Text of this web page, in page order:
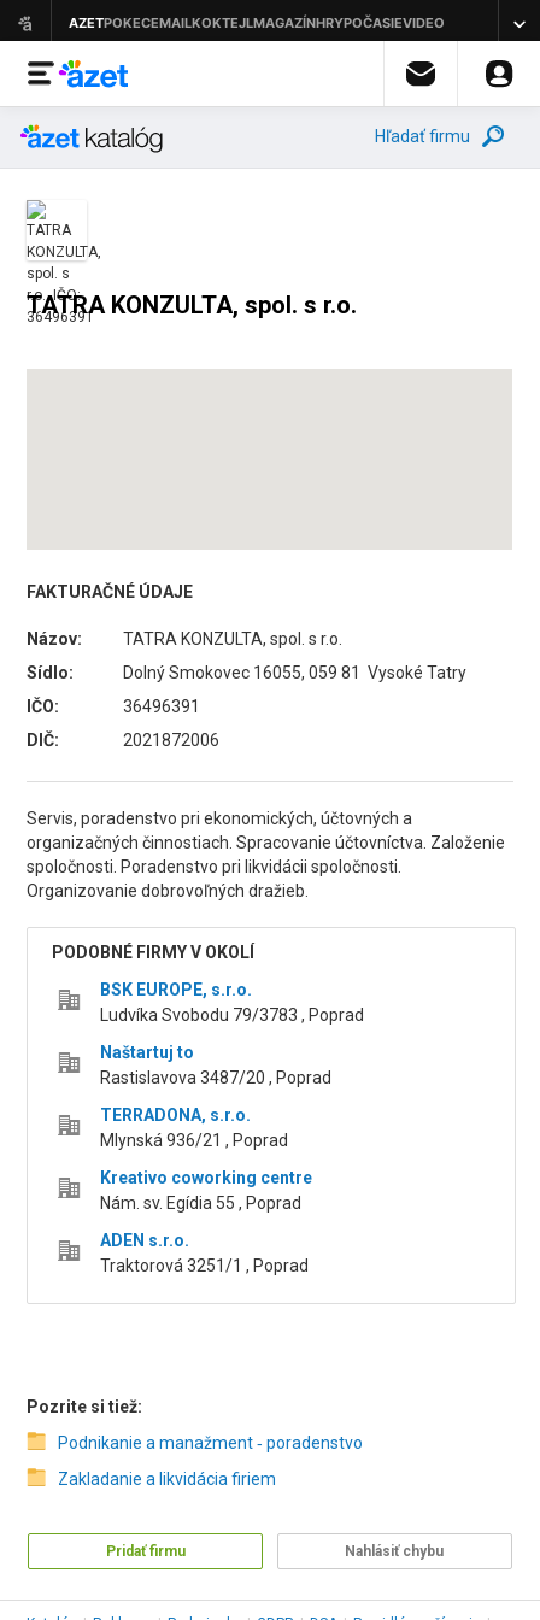
Hľadať firmu
TATRA KONZULTA, spol. s r.o.
FAKTURAČNÉ ÚDAJE
Názov:
TATRA KONZULTA, spol. s r.o.
Sídlo:
Dolný Smokovec 16055, 059 81 Vysoké Tatry
IČO:
36496391
DIČ:
2021872006
Servis, poradenstvo pri ekonomických, účtovných a
organizačných činnostiach. Spracovanie účtovníctva. Založenie
spoločnosti. Poradenstvo pri likvidácii spoločnosti.
Organizovanie dobrovoľných dražieb.
PODOBNÉ FIRMY V OKOLÍ
BSK EUROPE, s.r.o.
Ludvíka Svobodu 79/3783 , Poprad
Naštartuj to
Rastislavova 3487/20 , Poprad
TERRADONA, s.r.o.
Mlynská 936/21 , Poprad
Kreativo coworking centre
Nám. sv. Egídia 55 , Poprad
ADEN s.r.o.
Traktorová 3251/1 , Poprad
Pozrite si tiež:
Podnikanie a manažment ‑ poradenstvo
Zakladanie a likvidácia firiem
Pridať firmu Nahlásiť chybu